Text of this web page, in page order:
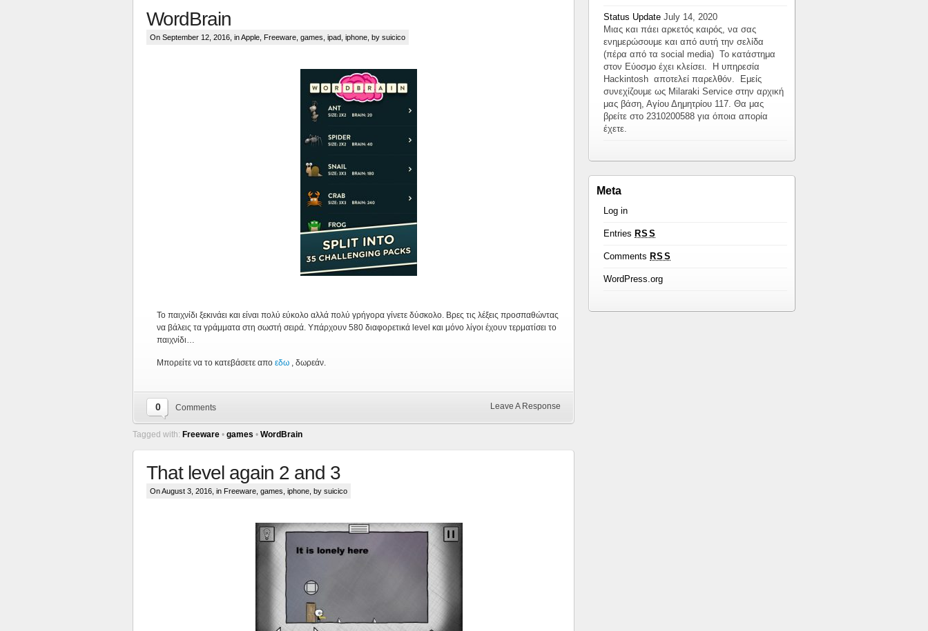
WordBrain
On September 12, 2016, inApple Freeware games ipad iphone , by suicico
Το παιχνίδι ξεκινάει και είναι πολύ εύκολο αλλά πολύ γρήγορα γίνετε δύσκολο. Βρες τις λέξεις προσπαθώντας
να βάλεις τα γράμματα στη σωστή σειρά. Υπάρχουν 580 διαφορετικά level και μόνο λίγοι έχουν τερματίσει το
παιχνίδι…
Μπορείτε να το κατεβάσετε απο εδω , δωρεάν.
0 Comments Leave A Response
Tagged with: Freeware • games • WordBrain
That level again 2 and 3
On August 3, 2016, in Freeware games iphone , by suicico
Status Update July 14, 2020
Μιας και πάει αρκετός καιρός, να σας
ενημερώσουμε και από αυτή την σελίδα
(πέρα από τα social media) Το κατάστημα
στον Εύοσμο έχει κλείσει. Η υπηρεσία
Hackintosh αποτελεί παρελθόν. Εμείς
συνεχίζουμε ως Milaraki Service στην αρχική
μας βάση, Αγίου Δημητρίου 117. Θα μας
βρείτε στο 2310200588 για όποια απορία
έχετε.
Meta
Log in
Entries RSS
Comments RSS
WordPress.org